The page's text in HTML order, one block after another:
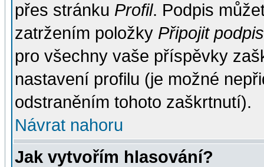
přes stránku Profil. Podpis
zatržením položky Připojit podpis
pro všechny vaše příspěvky
nastavení profilu (je možné
odstraněním tohoto zaškrtnutí).
Návrat nahoru
Jak vytvořím hlasování?